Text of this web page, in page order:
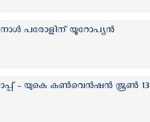
പരോളിന് യൂറോപ്യൻ
- യുകെ കൺവെൻഷൻ ജൂൺ 13